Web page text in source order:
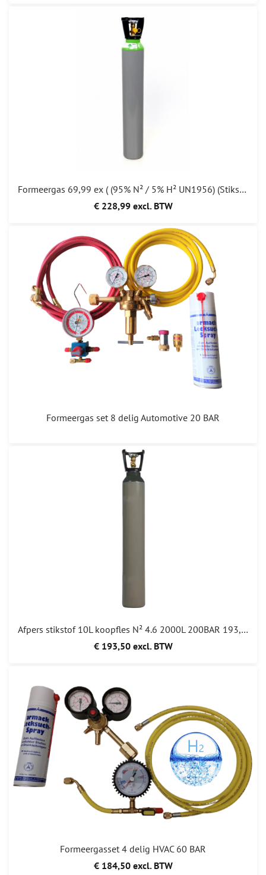
Formeergas 69,99 ex ( (95% N² / 5% H² UN1956) (Stikstof + Waterstof)
€ 228,99 excl. BTW
Formeergas set 8 delig Automotive 20 BAR
Afpers stikstof 10L koopfles N² 4.6 2000L 200BAR 193,50
€ 193,50 excl. BTW
Formeergasset 4 delig HVAC 60 BAR
€ 184,50 excl. BTW